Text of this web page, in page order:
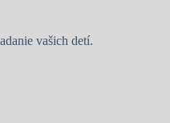
vašich detí.